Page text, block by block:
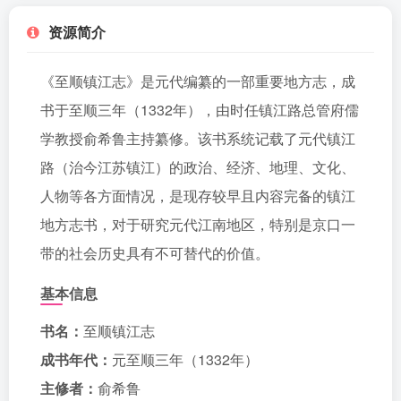
资源简介
《至顺镇江志》是元代编纂的一部重要地方志，成
书于至顺三年（1332年），由时任镇江路总管府儒
学教授俞希鲁主持纂修。该书系统记载了元代镇江
路（治今江苏镇江）的政治、经济、地理、文化、
人物等各方面情况，是现存较早且内容完备的镇江
地方志书，对于研究元代江南地区，特别是京口一
带的社会历史具有不可替代的价值。
基本信息
书名： 至顺镇江志
成书年代： 元至顺三年（1332年）
主修者： 俞希鲁